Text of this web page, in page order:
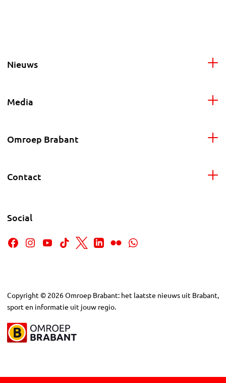
Nieuws
Media
Omroep Brabant
Contact
Social
Copyright © 2026Omroep Brabant: het laatste nieuws uit Brabant,
sport en informatie uit jouw regio.